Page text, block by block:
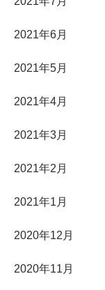
2021年6月
2021年5月
2021年4月
2021年3月
2021年2月
2021年1月
2020年12月
2020年11月